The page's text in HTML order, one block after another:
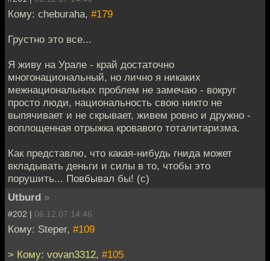
Кому: cheburaha, #179
Грустно это все...
Я живу на Урале - край достаточно
многонациональный, но лично я никаких
межнациональных проблем не замечаю - вокруг
просто люди, национальность свою никто не
выпячивает и не скрывает, живем ровно и дружно -
воплощенная отрыжка кровавого тоталитаризма.
Как представлю, что какая-нибудь гнида может
вкладывать деньги и силы в то, чтобы это
порушить... Повбывал бы! (с)
Utburd »
#202 | 06.12.07 14:46
Кому: Steper, #109
> Кому: vovan3312, #105